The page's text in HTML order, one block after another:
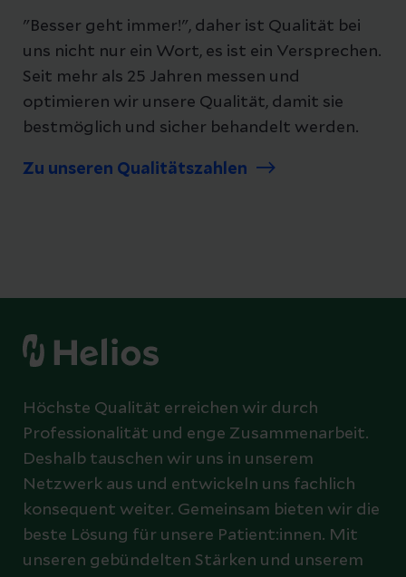
"Besser geht immer!", daher ist Qualität bei
uns nicht nur ein Wort, es ist ein Versprechen.
Seit mehr als 25 Jahren messen und
optimieren wir unsere Qualität, damit sie
bestmöglich und sicher behandelt werden.
Zu unseren Qualitätszahlen
Höchste Qualität erreichen wir durch
Professionalität und enge Zusammenarbeit.
Deshalb tauschen wir uns in unserem
Netzwerk aus und entwickeln uns fachlich
konsequent weiter. Gemeinsam bieten wir die
beste Lösung für unsere Patient:innen. Mit
unseren gebündelten Stärken und unserem